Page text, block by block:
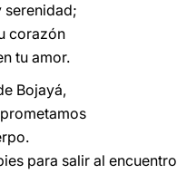
serenidad;
corazón
tu amor.
Bojayá,
para salir al encuentro